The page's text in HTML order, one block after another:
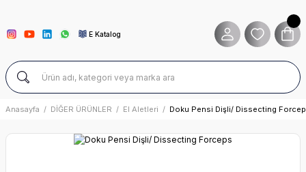
E Katalog
Anasayfa DİĞER ÜRÜNLER El Aletleri Doku Pensi Dişli/ Dissecting